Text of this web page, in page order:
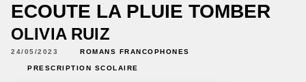
ECOUTE LA PLUIE TOMBER
OLIVIA RUIZ
24/05/2023 ROMANS FRANCOPHONES
PRESCRIPTION SCOLAIRE